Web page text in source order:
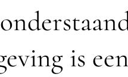
is